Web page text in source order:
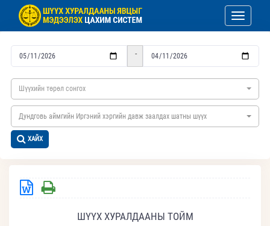
Toggle
-
Шүүхийн төрөл сонгох
Дундговь аймгийн Иргэний хэргийн давж заалдах шатны шүүх
ХАЙХ
ШҮҮХ ХУРАЛДААНЫ ТОЙМ